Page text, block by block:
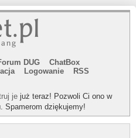
DUG
ChatBox
Logowanie
RSS
je już teraz! Pozwoli Ci ono w
Spamerom dziękujemy!